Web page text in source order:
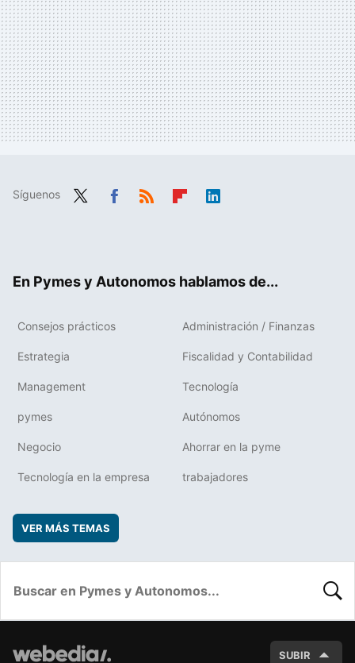
Síguenos
En Pymes y Autonomos hablamos de...
Consejos prácticos Administración / Finanzas
Estrategia Fiscalidad y Contabilidad
Management Tecnología
pymes Autónomos
Negocio Ahorrar en la pyme
Tecnología en la empresa trabajadores
VER MÁS TEMAS
SUBIR